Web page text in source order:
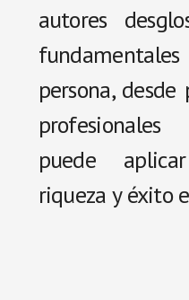
autores
persona,
puede
riqueza y éxito